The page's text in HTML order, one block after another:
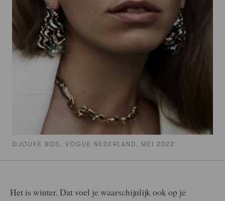
©JOUKE BOS, VOGUE NEDERLAND, MEI 2022
Het is winter. Dat voel je waarschijnlijk ook op je